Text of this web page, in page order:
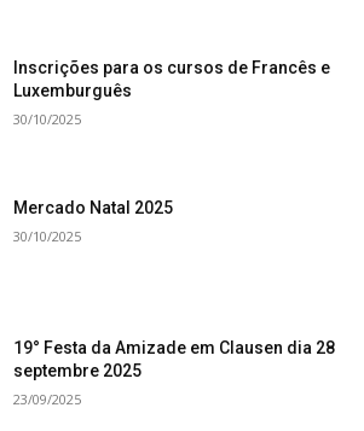
Inscrições para os cursos de Francês e
Luxemburguês
30/10/2025
Mercado Natal 2025
30/10/2025
19° Festa da Amizade em Clausen dia 28
septembre 2025
23/09/2025